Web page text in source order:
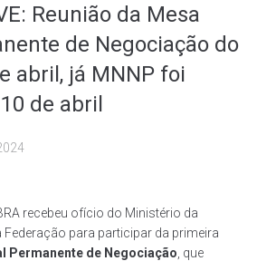
Reunião da Mesa
de Negociação do
abril, já MNNP foi
de abril
recebeu ofício do Ministério da
para participar da primeira
Permanente de Negociação , que